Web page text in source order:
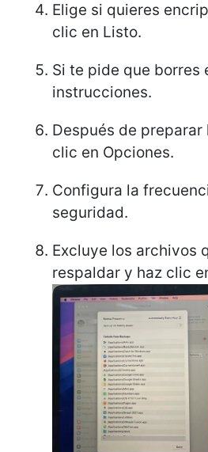
Elige si quieres
clic en Listo.
Si te pide que borres
instrucciones.
Después de preparar
clic en Opciones.
Configura la
seguridad.
Excluye los archivos
respaldar y haz clic